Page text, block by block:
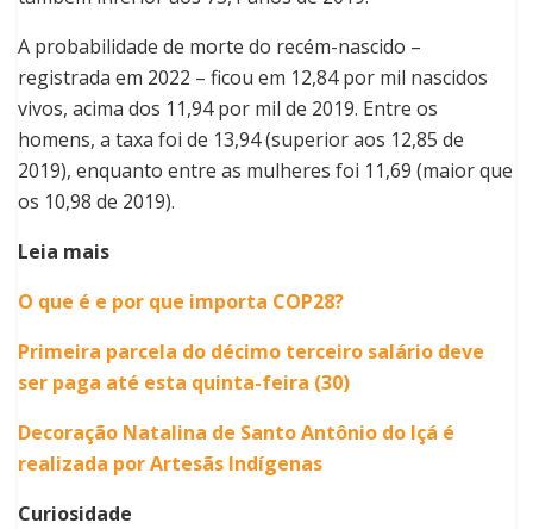
A probabilidade de morte do recém-nascido –
registrada em 2022 – ficou em 12,84 por mil nascidos
vivos, acima dos 11,94 por mil de 2019. Entre os
homens, a taxa foi de 13,94 (superior aos 12,85 de
2019), enquanto entre as mulheres foi 11,69 (maior que
os 10,98 de 2019).
Leia mais
O que é e por que importa COP28?
Primeira parcela do décimo terceiro salário deve
ser paga até esta quinta-feira (30)
Decoração Natalina de Santo Antônio do Içá é
realizada por Artesãs Indígenas
Curiosidade